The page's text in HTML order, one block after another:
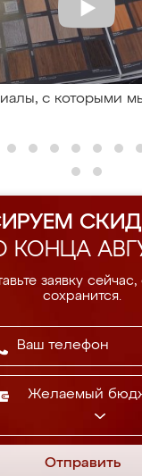
с которыми
КОНЦА
заявку сейчас,
сохранится.
Желаемый
Отправить